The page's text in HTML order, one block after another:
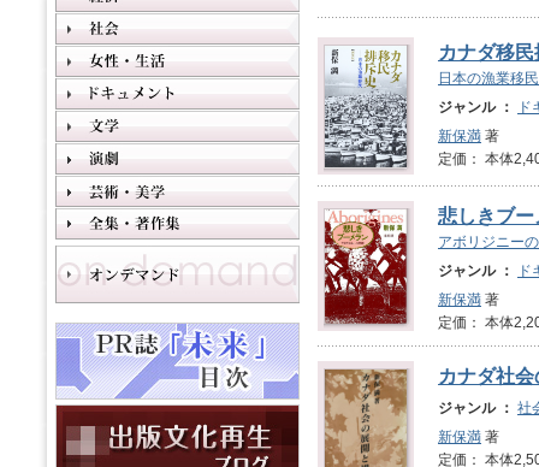
カナダ移
日本の漁業移民
ジャンル ：
ド
新保満 著
定価： 本体
悲しきブー
アボリジニー
ジャンル ：
ド
新保満 著
定価： 本体
カナダ社
ジャンル ： 社
新保満 著
定価： 本体